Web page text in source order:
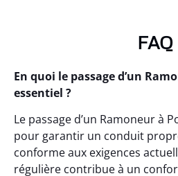
FAQ
En quoi le passage d’un
essentiel ?
Le passage d’un Ramoneur à
pour garantir un conduit
conforme aux exigences
régulière contribue à un